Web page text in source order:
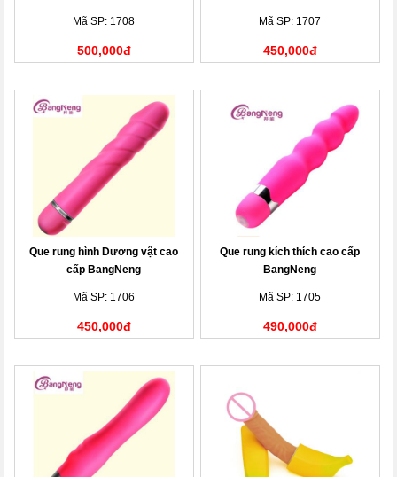
Mã SP: 1708
500,000đ
Mã SP: 1707
450,000đ
Que rung hình Dương vật cao
cấp BangNeng
Mã SP: 1706
450,000đ
Que rung kích thích cao cấp
BangNeng
Mã SP: 1705
490,000đ